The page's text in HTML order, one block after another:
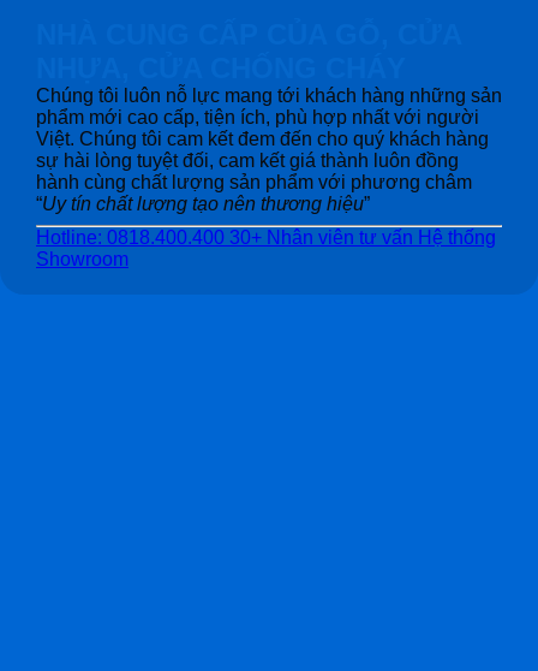
Chúng tôi luôn nỗ lực mang tới khách hàng những sản
phẩm mới cao cấp, tiện ích, phù hợp nhất với người
Việt. Chúng tôi cam kết đem đến cho quý khách hàng
sự hài lòng tuyệt đối, cam kết giá thành luôn đồng
hành cùng chất lượng sản phẩm với phương châm
“Uy tín chất lượng tạo nên thương hiệu”
Hotline: 0818.400.400 30+ Nhân viên tư vấn Hệ thống
Showroom